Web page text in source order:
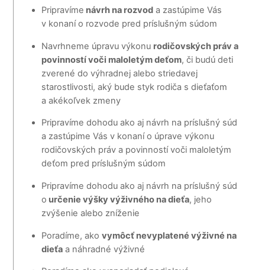
Pripravíme návrh na rozvoda zastúpime Vás
v konaní o rozvode pred príslušným súdom
Navrhneme úpravu výkonu rodičovských práv a
povinností voči maloletým deťom, či budú deti
zverené do výhradnej alebo striedavej
starostlivosti, aký bude styk rodiča s dieťaťom
a akékoľvek zmeny
Pripravíme dohodu ako aj návrh na príslušný súd
a zastúpime Vás v konaní o úprave výkonu
rodičovských práv a povinností voči maloletým
deťom pred príslušným súdom
Pripravíme dohodu ako aj návrh na príslušný súd
o určenie výšky výživného na dieťa, jeho
zvýšenie alebo zníženie
Poradíme, ako vymôcť nevyplatené výživné na
dieťaa náhradné výživné